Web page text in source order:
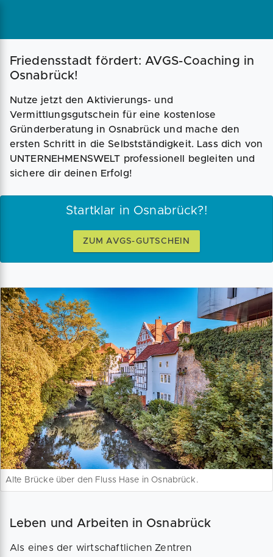
Magazin Businessplan Fördermittel
Friedensstadt fördert: AVGS-Coaching in
Osnabrück!
Nutze jetzt den Aktivierungs- und
Vermittlungsgutschein für eine kostenlose
Gründerberatung in Osnabrück und mache den
ersten Schritt in die Selbstständigkeit. Lass dich von
UNTERNEHMENSWELT professionell begleiten und
sichere dir deinen Erfolg!
Startklar in Osnabrück?!
ZUM AVGS-GUTSCHEIN
Alte Brücke über den Fluss Hase in Osnabrück.
Leben und Arbeiten in Osnabrück
Als eines der wirtschaftlichen Zentren